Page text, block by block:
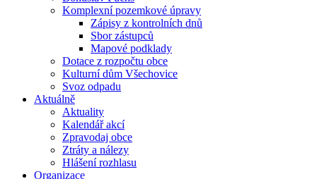
Komplexní pozemkové úpravy
Zápisy z kontrolních dnů
Sbor zástupců
Mapové podklady
Dotace z rozpočtu obce
Kulturní dům Všechovice
Svoz odpadu
Aktuálně
Aktuality
Kalendář akcí
Zpravodaj obce
Ztráty a nálezy
Hlášení rozhlasu
Organizace